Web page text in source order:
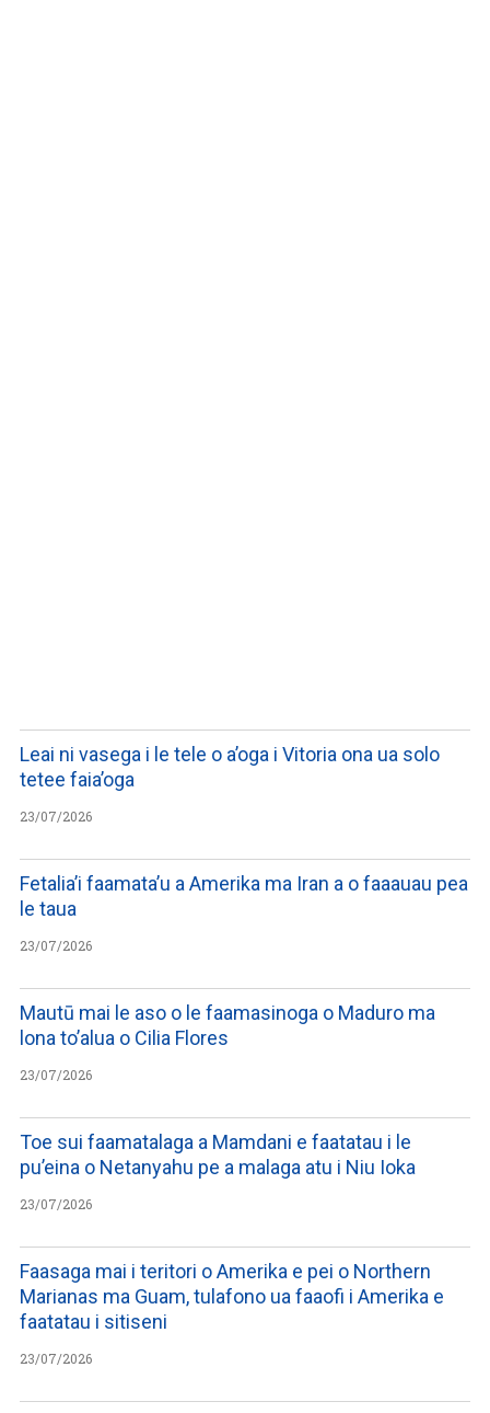
Leai ni vasega i le tele o a’oga i Vitoria ona ua solo
tetee faia’oga
23/07/2026
Fetalia’i faamata’u a Amerika ma Iran a o faaauau pea
le taua
23/07/2026
Mautū mai le aso o le faamasinoga o Maduro ma
lona to’alua o Cilia Flores
23/07/2026
Toe sui faamatalaga a Mamdani e faatatau i le
pu’eina o Netanyahu pe a malaga atu i Niu Ioka
23/07/2026
Faasaga mai i teritori o Amerika e pei o Northern
Marianas ma Guam, tulafono ua faaofi i Amerika e
faatatau i sitiseni
23/07/2026